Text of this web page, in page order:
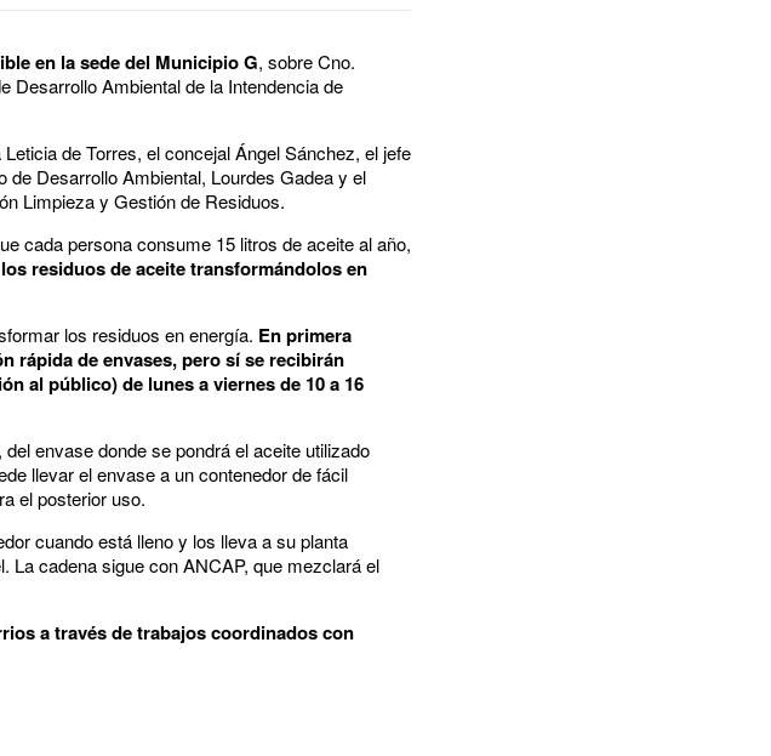
en la sede del Municipio G, sobre Cno.
Desarrollo Ambiental de la Intendencia de
de Torres, el concejal Ángel Sánchez, el jefe
Desarrollo Ambiental, Lourdes Gadea y el
Limpieza y Gestión de Residuos.
cada persona consume 15 litros de aceite al año,
residuos de aceite transformándolos en
los residuos en energía. En primera
rápida de envases, pero sí se recibirán
al público) de lunes a viernes de 10 a 16
envase donde se pondrá el aceite utilizado
llevar el envase a un contenedor de fácil
el posterior uso.
cuando está lleno y los lleva a su planta
La cadena sigue con ANCAP, que mezclará el
a través de trabajos coordinados con